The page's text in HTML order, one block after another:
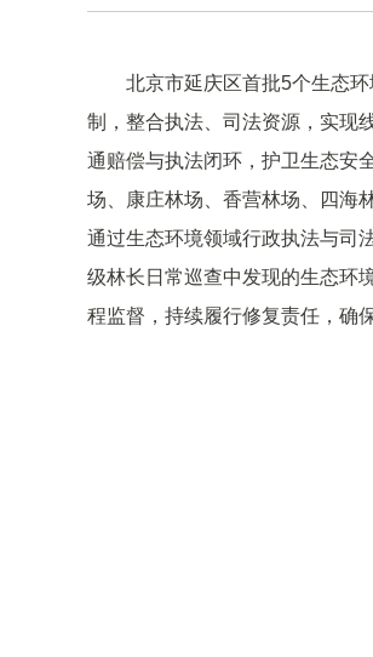
北京市延庆区首批5个生态
制，整合执法、司法资源，实现
通赔偿与执法闭环，护卫生态安
场、康庄林场、香营林场、四海
通过生态环境领域行政执法与司
级林长日常巡查中发现的生态环
程监督，持续履行修复责任，